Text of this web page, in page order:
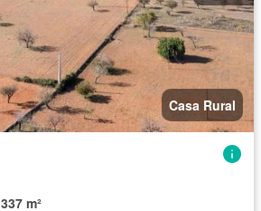
Casa Rural
337 m²